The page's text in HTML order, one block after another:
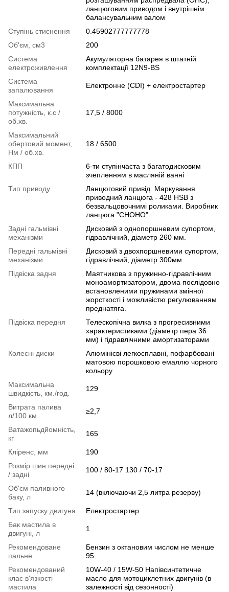
ланцюговим приводом і внутрішнім
балансувальним валом
Ступінь стиснення
0.45902777777778
Об'єм, см3
200
Система
електроживлення
Акумуляторна батарея в штатній
комплектації 12N9-BS
Система
запалювання
Електронне (CDI) + електростартер
Максимальна
потужність, к.с /
об.хв.
17,5 / 8000
Максимальний
обертовий момент,
Нм / об.хв.
18 / 6500
КПП
6-ти ступінчаста з багатодисковим
зчепленням в масляній ванні
Тип приводу
Ланцюговий привід. Маркування
приводний ланцюга - 428 HSB з
безвальцовочнимі роликами. Виробник
ланцюга "CHOHO"
Задні гальмівні
механізми
Дисковий з однопоршневим супортом,
гідравлічний, діаметр 260 мм.
Передні гальмівні
механізми
Дисковий з двохпоршневими супортом,
гідравлічний, діаметр 300мм
Підвіска задня
Маятникова з пружинно-гідравлічним
моноамортизатором, двома послідовно
встановленими пружинами змінної
жорсткості і можливістю регулюванням
преднатяга.
Підвіска передня
Телескопічна вилка з прогресивними
характеристиками (діаметр пера 36
мм) і гідравлічними амортизаторами
Колесні диски
Алюмінієві легкосплавні, пофарбовані
матовою порошковою емаллю чорного
кольору
Максимальна
швидкість, км./год.
129
Витрата палива
л/100 км
≥2,7
Ватажопьдйомність,
кг
165
Кліренс, мм
190
Розмір шин передні
/ задні
100 / 80-17 130 / 70-17
Об'єм паливного
баку, л
14 (включаючи 2,5 литра резерву)
Тип запуску двигуна
Електростартер
Бак мастила в
двигуні, л
1
Рекомендоване
пальне
Бензин з октановим числом не менше
95
Рекомендований
клас в'язкості
мастила
10W-40 / 15W-50 Напівсинтетичне
масло для мотоциклетних двигунів (в
залежності від сезонності)